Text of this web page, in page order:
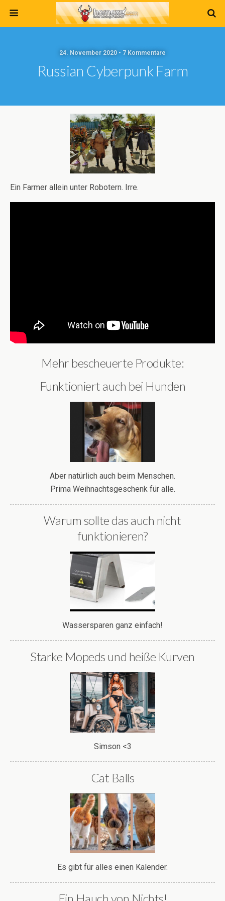
24. November 2020 • 7 Kommentare
Russian Cyberpunk Farm
Ein Farmer allein unter Robotern. Irre.
Mehr bescheuerte Produkte:
Funktioniert auch bei Hunden
Aber natürlich auch beim Menschen.
Prima Weihnachtsgeschenk für alle.
Warum sollte das auch nicht
funktionieren?
Wassersparen ganz einfach!
Starke Mopeds und heiße Kurven
Simson <3
Cat Balls
Es gibt für alles einen Kalender.